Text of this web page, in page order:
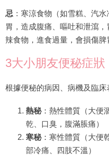
忌 ：寒涼食物（如雪糕、汽
胃，造成腹痛、嘔吐和泄瀉
辣食物，進食過量，會損傷脾
3大小朋友便秘症狀
根據便秘的病因、病機及臨床
熱秘：熱性體質（大便
乾、口臭，腹滿脹痛）
寒秘：寒性體質（大便
部冷痛、四肢不溫）